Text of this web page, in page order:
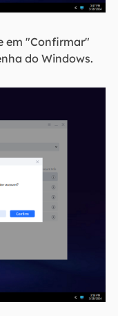
em "Confirmar"
do Windows.